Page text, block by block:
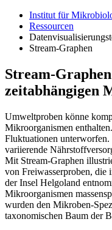
Institut für
Ressourcen
Stream-Graphen
Stream-
zeitabhängigen
Umweltproben könne
Mikroorganismen
Fluktuationen
variierende
Mit Stream-Graphen
von Freiwasserproben, die
der Insel Helgoland
Mikroorganismen
wurden den Mikroben-
taxonomischen Baum der